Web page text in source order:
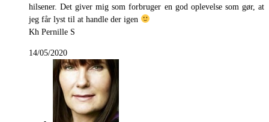
hilsener. Det giver mig som forbruger en god oplevelse som gør, at
jeg får lyst til at handle der igen
Kh Pernille S
14/05/2020